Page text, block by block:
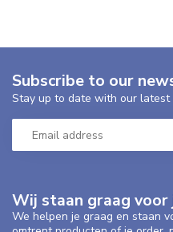
Wij staan graag voor
We helpen je graag en staan
Subscribe to our
Stay up to date with our latest